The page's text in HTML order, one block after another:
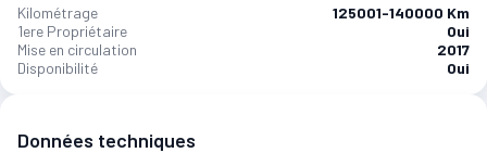
Kilométrage
125001-140000 Km
1ere Propriétaire
Oui
Mise en circulation
2017
Disponibilité
Oui
Données techniques